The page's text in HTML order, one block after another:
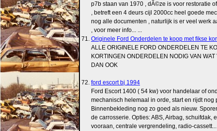
p7b staan van 1970 , dÃ©ze is voor restoratie
, betreft een 4 deurs cijl 2000cc heel goede
nog alle documenten , naturlijk is er veel werk
, voor meer info... ...
71. Originele Ford Onderdelen te koop met fikse
ALLE ORIGINELE FORD ONDERDELEN TE
KORTINGEN ONDERDELEN NODIG VAN WAT
DAN OOK
72. ford escort bj 1994
Ford Escort 1400 ( 54 kw) voor handelaar of
mechanisch helemaal in orde, start en rijdt nog
Binnenbekleding nog zo goed als nieuw.
de carrosserie. Opties: ABS, Airbag, schuifdak,
vooraan, centrale vergrendeling, radio-cassett...